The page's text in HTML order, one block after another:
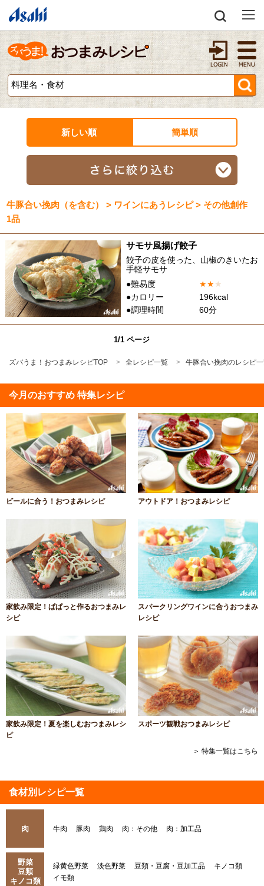
新しい順 簡単順
牛豚合い挽肉（を含む） > ワインにあうレシピ > その他創作
1品
サモサ風揚げ餃子
餃子の皮を使った、山椒のきいたお
手軽サモサ
●難易度
★★★
●カロリー
196kcal
●調理時間
60分
1/1 ページ
ズバうま！おつまみレシピTOP 全レシピ一覧 牛豚合い挽肉のレシピ
今月のおすすめ 特集レシピ
ビールに合う！おつまみレシピ アウトドア！おつまみレシピ
家飲み限定！ぱぱっと作るおつまみレ
シピ
スパークリングワインに合うおつまみ
レシピ
家飲み限定！夏を楽しむおつまみレシ
ピ
スポーツ観戦おつまみレシピ
＞ 特集一覧はこちら
食材別レシピ一覧
肉 牛肉 豚肉 鶏肉 肉：その他 肉：加工品
野菜
豆類
キノコ類
緑黄色野菜 淡色野菜 豆類・豆腐・豆加工品
キノコ類
イモ類